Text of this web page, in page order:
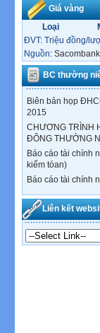
Giá vàng
Loại
ĐVT: Triệu đồng/
Nguồn: Sacombank
BC thường
Biên bản họp
2015
CHƯƠNG TRÌNH
ĐÔNG THƯỜNG
Báo cáo tài chính
kiểm tóan)
Báo cáo tài chính
Liên kết